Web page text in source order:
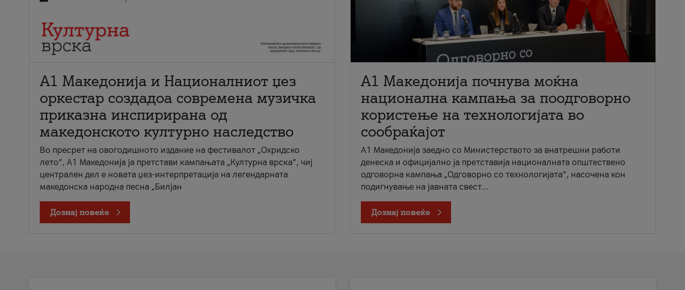
А1 Македонија и Националниот џез
оркестар создадоа современа музичка
приказна инспирирана од
македонското културно наследство
Во пресрет на овогодишното издание на фестивалот „Охридско
лето“, А1 Македонија ја претстави кампањата „Културна врска“, чиј
централен дел е новата џез-интерпретација на легендарната
македонска народна песна „Билјан
Дознај повеќе
A1 Македонија почнува моќна
национална кампања за поодговорно
користење на технологијата во
сообраќајот
A1 Македонија заедно со Министерството за внатрешни работи
денеска и официјално ја претставија националната општествено
одговорна кампања „Одговорно со технологијата“, насочена кон
подигнување на јавната свест...
Дознај повеќе